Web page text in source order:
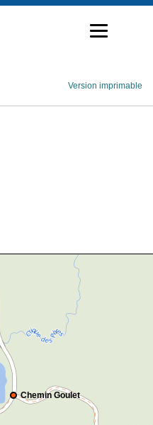
Version imprimable
Chemin Goulet